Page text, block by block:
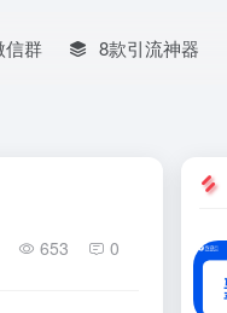
信群 8款引流神器
653 0